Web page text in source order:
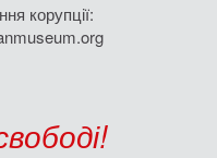
корупції: